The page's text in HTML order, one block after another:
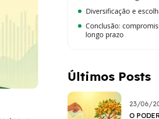
Diversificação e
Conclusão:
longo prazo
Últimos Posts
23/06/
O